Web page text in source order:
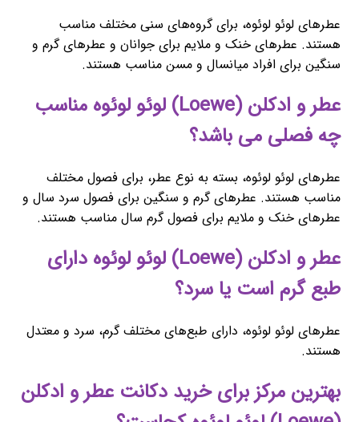
عطرهای لوئو لوئوه، برای گروه‌های سنی مختلف مناسب
هستند. عطرهای خنک و ملایم برای جوانان و عطرهای گرم و
سنگین برای افراد میانسال و مسن مناسب هستند.
عطر و ادکلن (Loewe) لوئو لوئوه مناسب
چه فصلی می باشد؟
عطرهای لوئو لوئوه، بسته به نوع عطر، برای فصول مختلف
مناسب هستند. عطرهای گرم و سنگین برای فصول سرد سال و
عطرهای خنک و ملایم برای فصول گرم سال مناسب هستند.
عطر و ادکلن (Loewe) لوئو لوئوه دارای
طبع گرم است یا سرد؟
عطرهای لوئو لوئوه، دارای طبع‌های مختلف گرم، سرد و معتدل
هستند.
بهترین مرکز برای خرید دکانت عطر و ادکلن